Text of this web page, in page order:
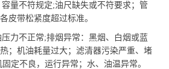
量不符规定;油尺缺失或不符要求；管
皮带松紧度超过标准。
力不正常;排烟异常：黑烟、白烟或蓝
；机油耗量过大；滤清器污染严重、堵
定不良，运行异常；水、油温异常。